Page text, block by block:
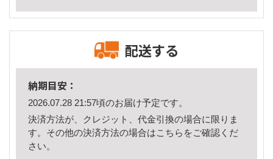
配送する
納期目安：
2026.07.28 21:57頃のお届け予定です。
決済方法が、クレジット、代金引換の場合に限りま
す。その他の決済方法の場合はこちら をご確認くだ
さい。